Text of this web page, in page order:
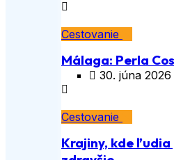
Cestovanie
Málaga: Perla
30. júna 2026
Cestovanie
Krajiny, kde ľudia